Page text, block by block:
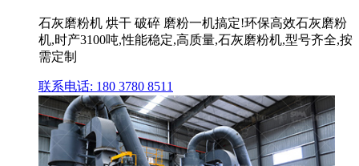
石灰磨粉机 烘干 破碎 磨粉一机搞定!环保高效石灰磨粉
机,时产3100吨,性能稳定,高质量,石灰磨粉机,型号齐全,按
需定制
联系电话: 180 3780 8511